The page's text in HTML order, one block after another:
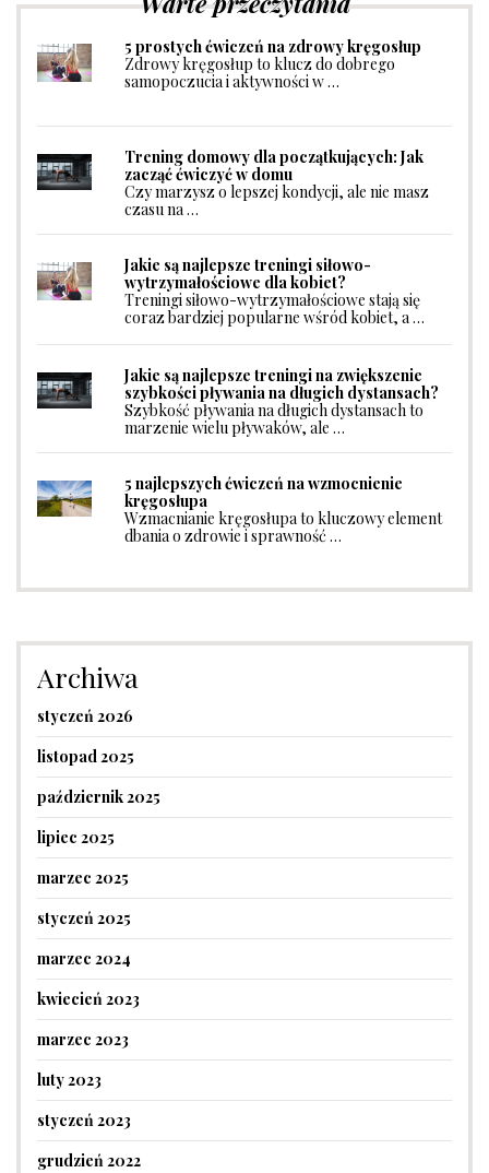
5 prostych ćwiczeń na zdrowy kręgosłup
Zdrowy kręgosłup to klucz do dobrego
samopoczucia i aktywności w …
Trening domowy dla początkujących: Jak
zacząć ćwiczyć w domu
Czy marzysz o lepszej kondycji, ale nie masz
czasu na …
Jakie są najlepsze treningi siłowo-
wytrzymałościowe dla kobiet?
Treningi siłowo-wytrzymałościowe stają się
coraz bardziej popularne wśród kobiet, a …
Jakie są najlepsze treningi na zwiększenie
szybkości pływania na długich dystansach?
Szybkość pływania na długich dystansach to
marzenie wielu pływaków, ale …
5 najlepszych ćwiczeń na wzmocnienie
kręgosłupa
Wzmacnianie kręgosłupa to kluczowy element
dbania o zdrowie i sprawność …
Archiwa
styczeń 2026
listopad 2025
październik 2025
lipiec 2025
marzec 2025
styczeń 2025
marzec 2024
kwiecień 2023
marzec 2023
luty 2023
styczeń 2023
grudzień 2022